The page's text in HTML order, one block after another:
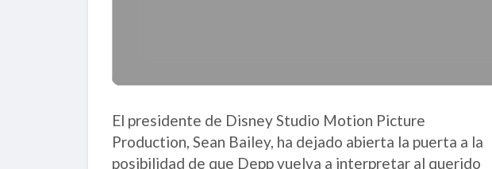
El presidente de Disney Studio Motion Picture
Production, Sean Bailey, ha dejado abierta la puerta a la
posibilidad de que Depp vuelva a interpretar al querido